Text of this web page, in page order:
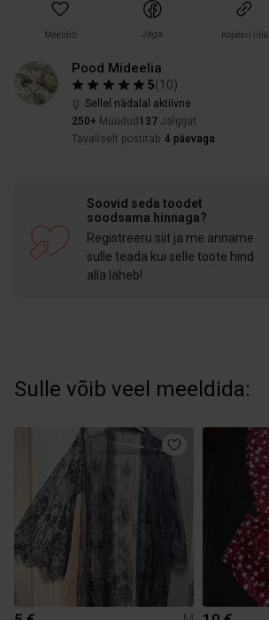
Meeldib Jaga Kopeeri link
Pood Mideelia
5(10)
Sellel nädalal aktiivne
250+ Müüdud 137 Jälgijat
Tavaliselt postitab 4 päevaga
Soovid seda toodet
soodsama hinnaga?
Registreeru siit ja me anname
sulle teada kui selle toote hind
alla läheb!
Sulle võib veel meeldida: